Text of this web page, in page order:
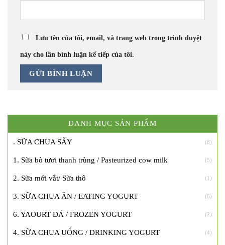
Lưu tên của tôi, email, và trang web trong trình duyệt
này cho lần bình luận kế tiếp của tôi.
DANH MỤC SẢN PHẨM
. SỮA CHUA SẤY (8)
1. Sữa bò tươi thanh trùng / Pasteurized cow milk (5)
2. Sữa mới vắt/ Sữa thô (1)
3. SỮA CHUA ĂN / EATING YOGURT (6)
6. YAOURT ĐÁ / FROZEN YOGURT (2)
4. SỮA CHUA UỐNG / DRINKING YOGURT (4)